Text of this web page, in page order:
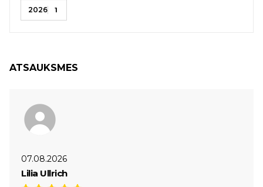
2026 1
ATSAUKSMES
07.08.2026
Lilia Ullrich